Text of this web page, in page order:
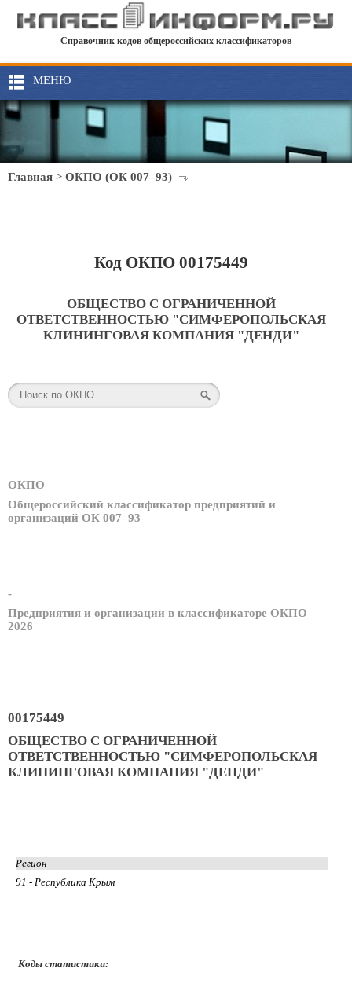
Справочник кодов общероссийских классификаторов
МЕНЮ
Главная > ОКПО (ОК 007–93)
Код ОКПО 00175449
ОБЩЕСТВО С ОГРАНИЧЕННОЙ
ОТВЕТСТВЕННОСТЬЮ "СИМФЕРОПОЛЬСКАЯ
КЛИНИНГОВАЯ КОМПАНИЯ "ДЕНДИ"
ОКПО
Общероссийский классификатор предприятий и
организаций ОК 007–93
-
Предприятия и организации в классификаторе ОКПО
2026
00175449
ОБЩЕСТВО С ОГРАНИЧЕННОЙ
ОТВЕТСТВЕННОСТЬЮ "СИМФЕРОПОЛЬСКАЯ
КЛИНИНГОВАЯ КОМПАНИЯ "ДЕНДИ"
Регион
91 - Республика Крым
Коды статистики: